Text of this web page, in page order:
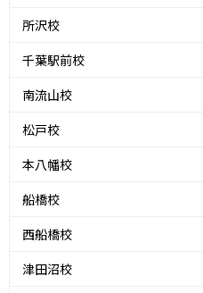
所沢校
千葉駅前校
南流山校
松戸校
本八幡校
船橋校
西船橋校
津田沼校